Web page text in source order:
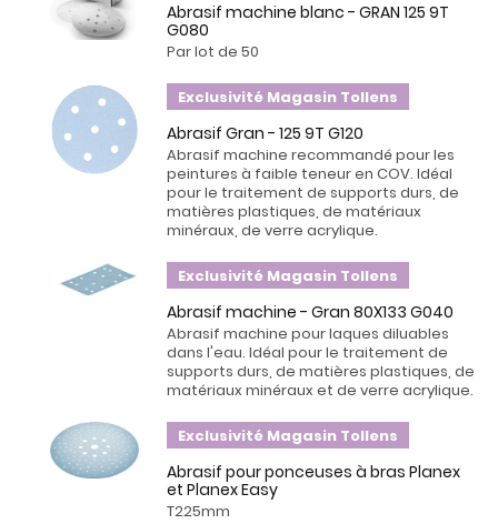
Abrasif machine blanc - GRAN 125 9T
G080
Par lot de 50
Exclusivité Magasin Tollens
Abrasif Gran - 125 9T G120
Abrasif machine recommandé pour les
peintures à faible teneur en COV. Idéal
pour le traitement de supports durs, de
matières plastiques, de matériaux
minéraux, de verre acrylique.
Exclusivité Magasin Tollens
Abrasif machine - Gran 80X133 G040
Abrasif machine pour laques diluables
dans l'eau. Idéal pour le traitement de
supports durs, de matières plastiques, de
matériaux minéraux et de verre acrylique.
Exclusivité Magasin Tollens
Abrasif pour ponceuses à bras Planex
et Planex Easy
T225mm